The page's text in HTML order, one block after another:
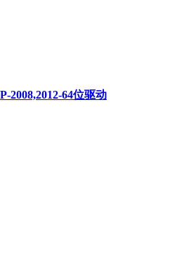
2008,2012-64位驱动